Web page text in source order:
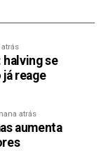
halving se
reage
atrás
aumenta